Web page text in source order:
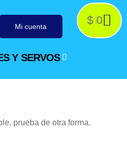
Mi cuenta $ 0
Y SERVOS
prueba de otra forma.